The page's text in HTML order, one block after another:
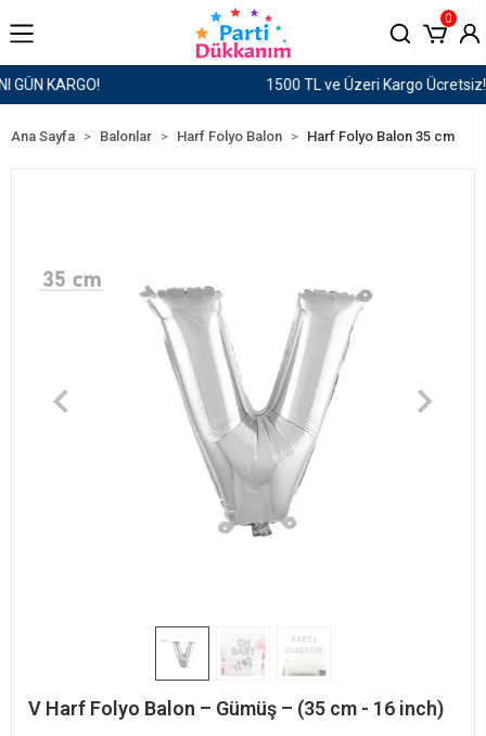
1500 TL ve Üzeri Kargo Ücretsiz!
0
Ana Sayfa Balonlar Harf Folyo Balon Harf Folyo Balon 35 cm
V Harf Folyo Balon – Gümüş – (35 cm - 16 inch)